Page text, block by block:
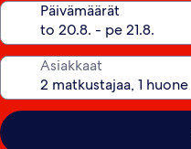
Päivämäärät
Asiakkaat